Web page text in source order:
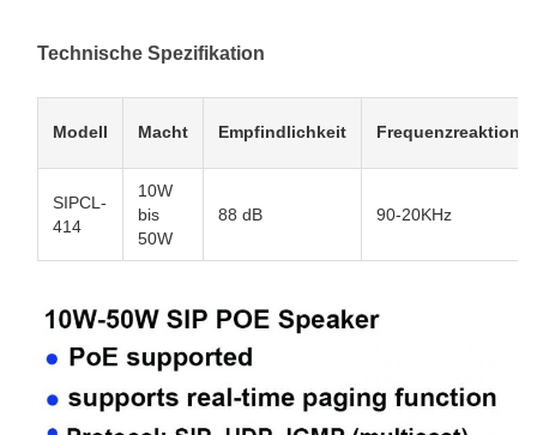
Technische Spezifikation
Modell Macht Empfindlichkeit Frequenzreaktion
SIPCL-
414
10W
bis
50W
88 dB 90-20KHz